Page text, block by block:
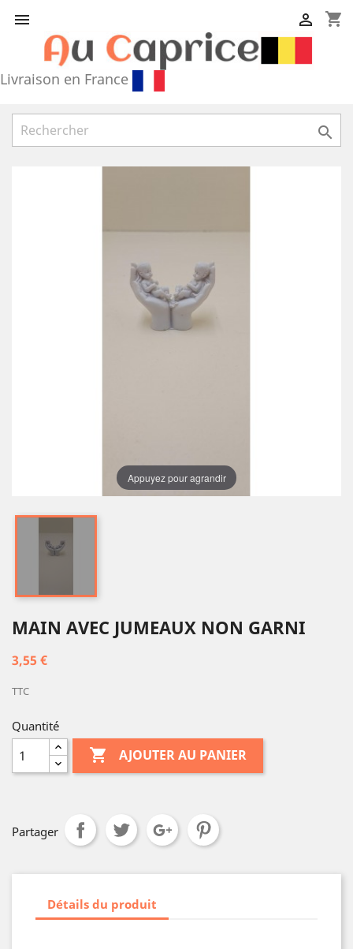
 shopping_cart

Livraison en France

Appuyez pour agrandir
MAIN AVEC JUMEAUX NON GARNI
3,55 €
TTC
Quantité
 AJOUTER AU PANIER
Partager
Détails du produit